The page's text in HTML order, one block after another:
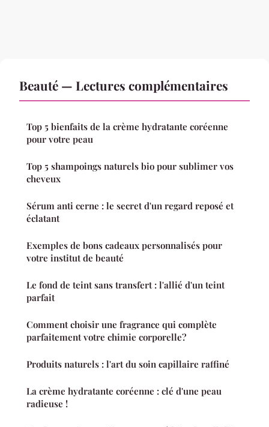
Beauté — Lectures complémentaires
Top 5 bienfaits de la crème hydratante coréenne
pour votre peau
Top 5 shampoings naturels bio pour sublimer vos
cheveux
Sérum anti cerne : le secret d'un regard reposé et
éclatant
Exemples de bons cadeaux personnalisés pour
votre institut de beauté
Le fond de teint sans transfert : l'allié d'un teint
parfait
Comment choisir une fragrance qui complète
parfaitement votre chimie corporelle?
Produits naturels : l'art du soin capillaire raffiné
La crème hydratante coréenne : clé d'une peau
radieuse !